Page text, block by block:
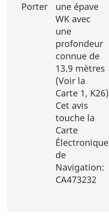
Porter
une épave
WK avec
une
profondeur
connue de
13.9 mètres
(Voir la
Carte 1, K26)
Cet avis
touche la
Carte
Électronique
de
Navigation:
CA473232